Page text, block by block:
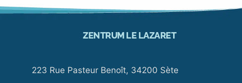
ZENTRUM LE LAZARET
223 Rue Pasteur Benoît, 34200 Sète